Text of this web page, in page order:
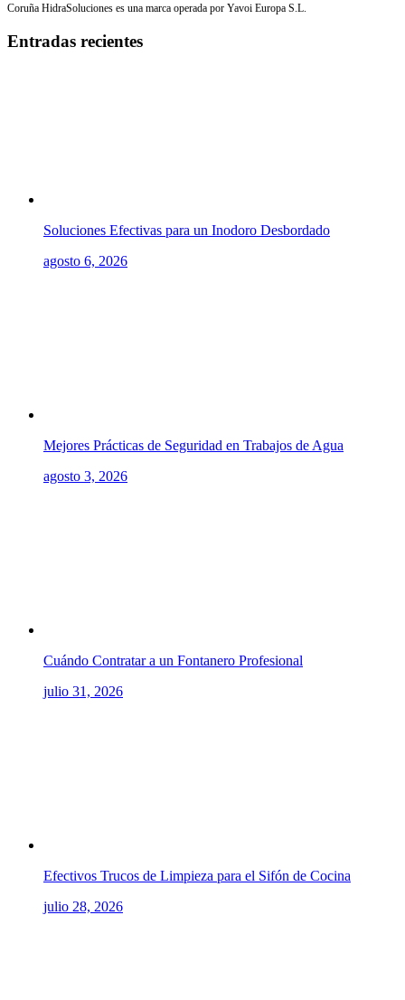
Coruña HidraSoluciones es una marca operada por Yavoi Europa S.L.
Entradas recientes
Soluciones Efectivas para un Inodoro Desbordado
agosto 6, 2026
Mejores Prácticas de Seguridad en Trabajos de Agua
agosto 3, 2026
Cuándo Contratar a un Fontanero Profesional
julio 31, 2026
Efectivos Trucos de Limpieza para el Sifón de Cocina
julio 28, 2026